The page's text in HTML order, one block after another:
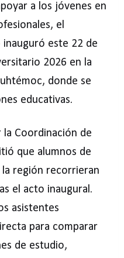
a los jóvenes en
el
este 22 de
2026 en la
donde se
educativas.
Coordinación de
que alumnos de
región recorrieran
el acto inaugural.
asistentes
para comparar
de estudio,